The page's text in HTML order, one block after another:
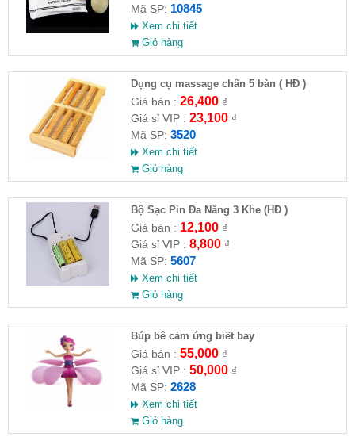
Mã SP: 10845
Xem chi tiết
Giỏ hàng
Dụng cụ massage chân 5 bàn ( HĐ )
Giá bán : 26,400₫
Giá sỉ VIP : 23,100₫
Mã SP: 3520
Xem chi tiết
Giỏ hàng
Bộ Sạc Pin Đa Năng 3 Khe (HĐ )
Giá bán : 12,100₫
Giá sỉ VIP : 8,800₫
Mã SP: 5607
Xem chi tiết
Giỏ hàng
​Búp bê cảm ứng biết bay
Giá bán : 55,000₫
Giá sỉ VIP : 50,000₫
Mã SP: 2628
Xem chi tiết
Giỏ hàng